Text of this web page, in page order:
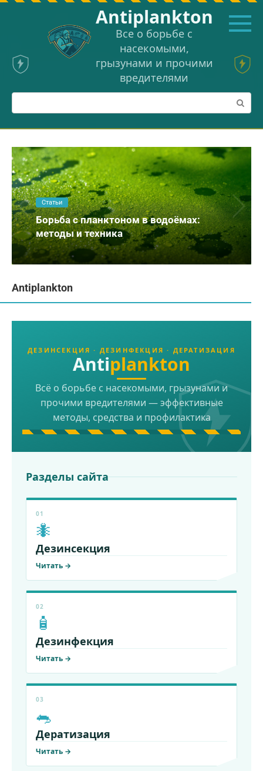
Перейти
Аntiplankton
Все о борьбе с
насекомыми,
грызунами и прочими
вредителями
Поиск:
Статьи
Борьба с планктоном в водоёмах:
методы и техника
Аntiplankton
ДЕЗИНСЕКЦИЯ · ДЕЗИНФЕКЦИЯ · ДЕРАТИЗАЦИЯ
Antiplankton
Всё о борьбе с насекомыми, грызунами и
прочими вредителями — эффективные
методы, средства и профилактика
Разделы сайта
01
🐜
Дезинсекция
Читать →
02
🧴
Дезинфекция
Читать →
03
🐀
Дератизация
Читать →